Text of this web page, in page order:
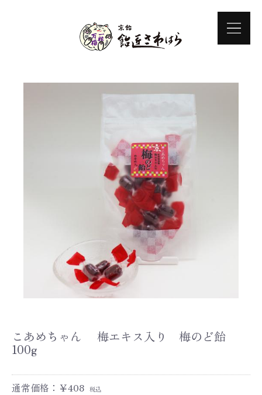
こあめちゃん 梅エキス入り 梅のど飴
100g
通常価格：￥408 税込